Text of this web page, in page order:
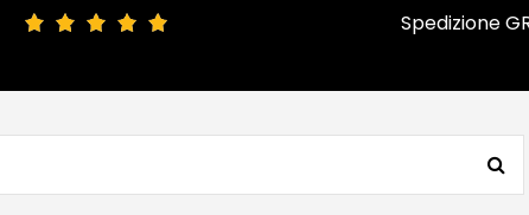
Spedizione